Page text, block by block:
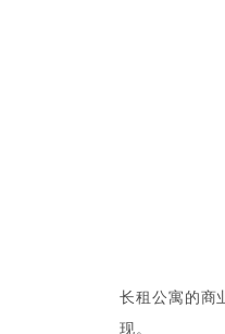
长租公寓的商
现。